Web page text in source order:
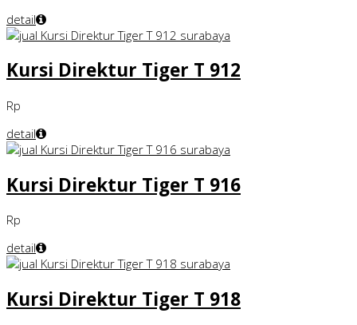
detail
Kursi Direktur Tiger T 912
Rp
detail
Kursi Direktur Tiger T 916
Rp
detail
Kursi Direktur Tiger T 918